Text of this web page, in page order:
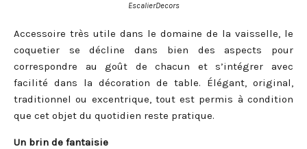
EscalierDecors
Accessoire très utile dans le domaine de la vaisselle, le
coquetier se décline dans bien des aspects pour
correspondre au goût de chacun et s’intégrer avec
facilité dans la décoration de table. Élégant, original,
traditionnel ou excentrique, tout est permis à condition
que cet objet du quotidien reste pratique.
Un brin de fantaisie